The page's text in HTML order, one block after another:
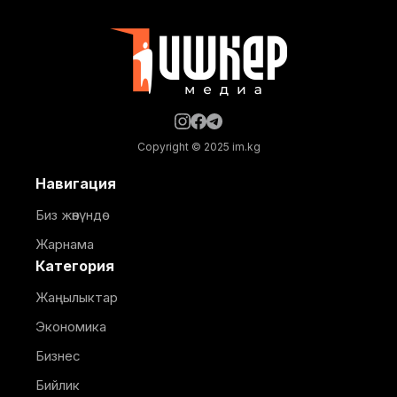
Copyright © 2025 im.kg
Навигация
Биз жөнүндө
Жарнама
Категория
Жаңылыктар
Экономика
Бизнес
Бийлик